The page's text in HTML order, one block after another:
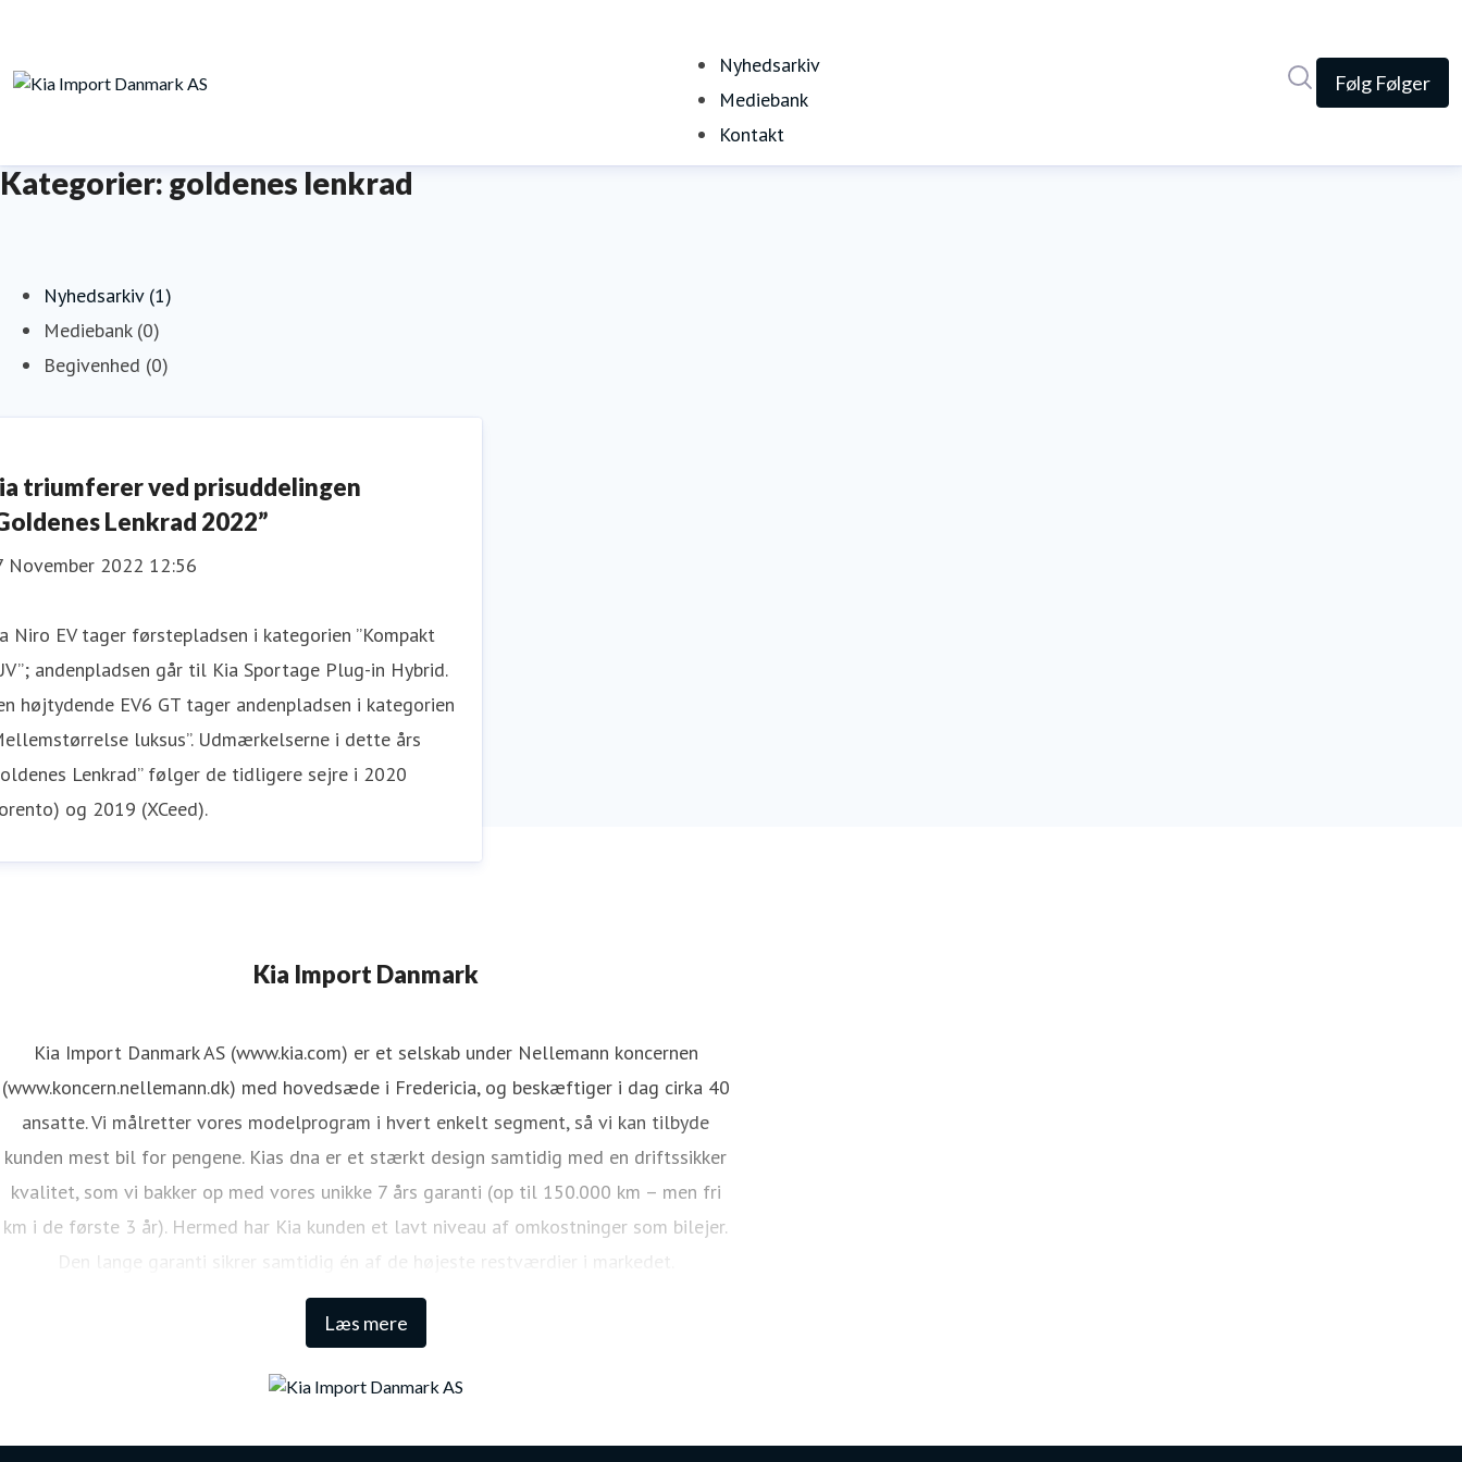
Nyhedsarkiv
Mediebank
Kontakt
Følg Følger
Kategorier: goldenes lenkrad
Nyhedsarkiv (1)
Mediebank (0)
Begivenhed (0)
triumferer ved prisuddelingen
Lenkrad 2022”
November 2022 12:56
Niro EV tager førstepladsen i kategorien ”Kompakt
andenpladsen går til Kia Sportage Plug-in Hybrid.
højtydende EV6 GT tager andenpladsen i kategorien
luksus”. Udmærkelserne i dette års
Lenkrad” følger de tidligere sejre i 2020
og 2019 (XCeed).
Kia Import Danmark
Læs mere
Kia Import Danmark AS (www.kia.com) er et selskab under Nellemann koncernen
(www.koncern.nellemann.dk) med hovedsæde i Fredericia, og beskæftiger i dag cirka 40
ansatte. Vi målretter vores modelprogram i hvert enkelt segment, så vi kan tilbyde
kunden mest bil for pengene. Kias dna er et stærkt design samtidig med en driftssikker
kvalitet, som vi bakker op med vores unikke 7 års garanti (op til 150.000 km – men fri
km i de første 3 år). Hermed har Kia kunden et lavt niveau af omkostninger som bilejer.
Den lange garanti sikrer samtidig én af de højeste restværdier i markedet.